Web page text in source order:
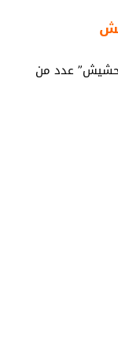
عدد من